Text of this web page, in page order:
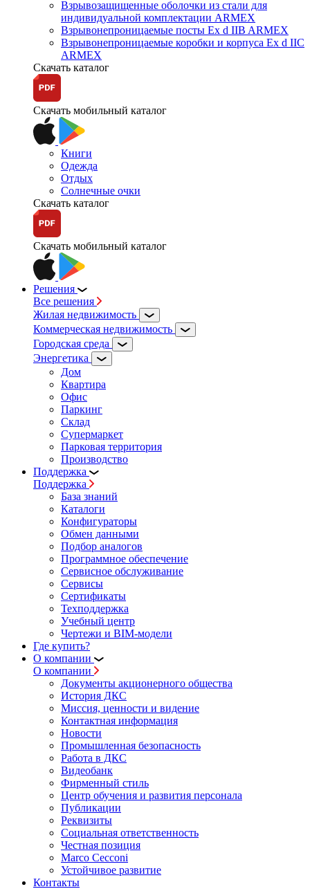
Взрывозащищенные оболочки из стали для
индивидуальной комплектации ARMEX
Взрывонепроницаемые посты Ex d IIB ARMEX
Взрывонепроницаемые коробки и корпуса Ex d IIС
ARMEX
Скачать каталог
Скачать мобильный каталог
Книги
Одежда
Отдых
Солнечные очки
Скачать каталог
Скачать мобильный каталог
Решения
Все решения
Жилая недвижимость
Коммерческая недвижимость
Городская среда
Энергетика
Дом
Квартира
Офис
Паркинг
Склад
Супермаркет
Парковая территория
Производство
Поддержка
Поддержка
База знаний
Каталоги
Конфигураторы
Обмен данными
Подбор аналогов
Программное обеспечение
Сервисное обслуживание
Сервисы
Сертификаты
Техподдержка
Учебный центр
Чертежи и BIM-модели
Где купить?
О компании
О компании
Документы акционерного общества
История ДКС
Миссия, ценности и видение
Контактная информация
Новости
Промышленная безопасность
Работа в ДКС
Видеобанк
Фирменный стиль
Центр обучения и развития персонала
Публикации
Реквизиты
Социальная ответственность
Честная позиция
Marco Cecconi
Устойчивое развитие
Контакты